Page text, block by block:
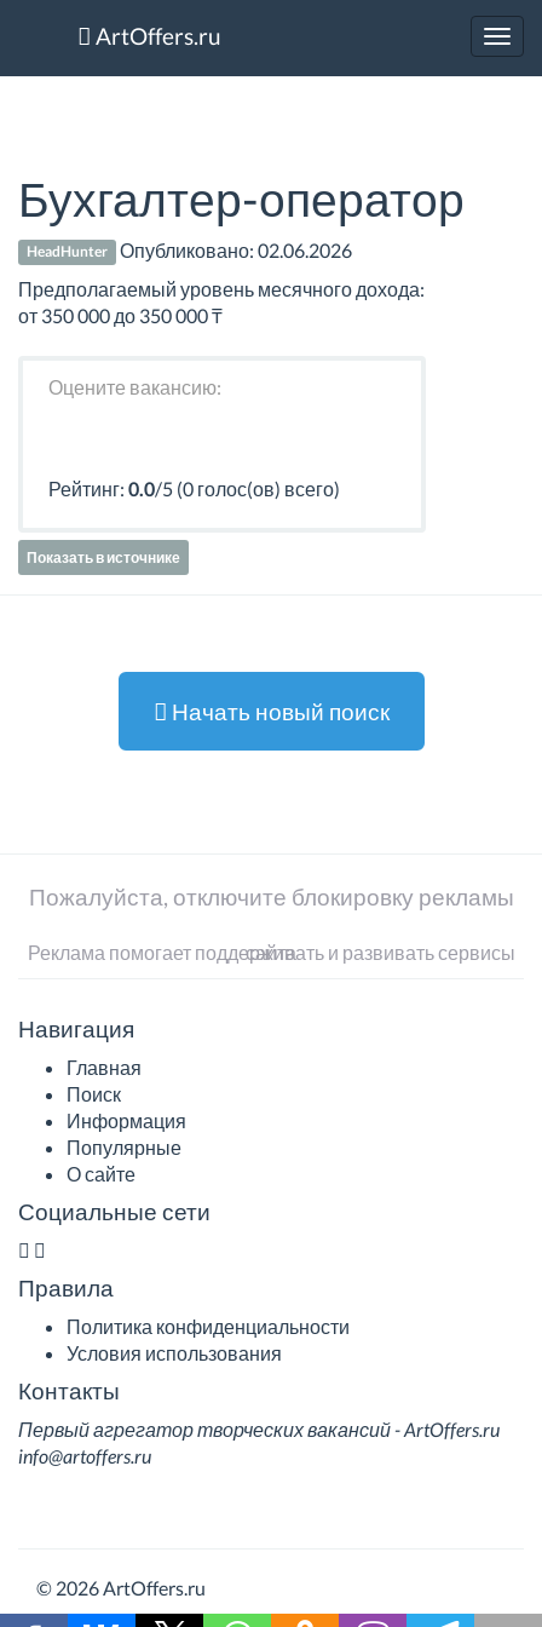
ArtOffers.ru
Бухгалтер-оператор
HeadHunter Опубликовано:02.06.2026
Предполагаемый уровень месячного дохода:
от 350 000 до 350 000 ₸
Оцените вакансию:
Рейтинг: 0.0/5 (0 голос(ов) всего)
Показать в источнике
Начать новый поиск
Пожалуйста, отключите блокировку рекламы
Реклама помогает поддерживать и развивать сервисы сайта
Навигация
Главная
Поиск
Информация
Популярные
О сайте
Социальные сети
Правила
Политика конфиденциальности
Условия использования
Контакты
Первый агрегатор творческих вакансий - ArtOffers.ru
info@artoffers.ru
© 2026 ArtOffers.ru